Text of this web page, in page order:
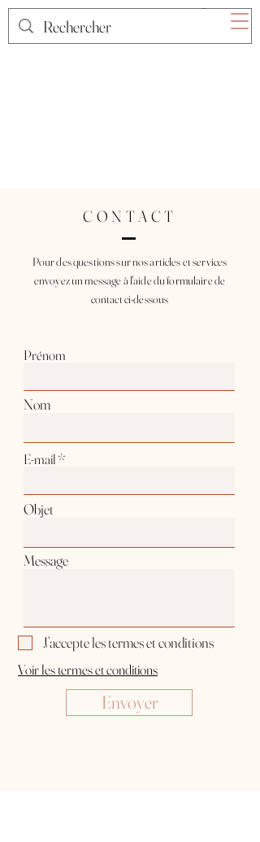
CONTACT
Pour des questions sur nos articles et services
envoyez un message à l'aide du formulaire de
contact ci-dessous
Prénom
Nom
E-mail
Objet
Message
J’accepte les termes et conditions
Voir les termes et conditions
Envoyer